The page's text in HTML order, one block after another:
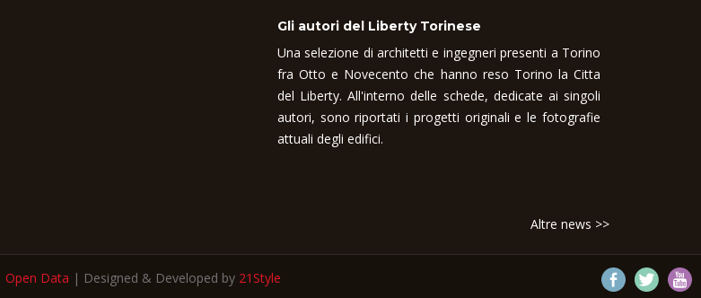
Gli autori del Liberty Torinese
Una selezione di architetti e ingegneri presenti a Torino
fra Otto e Novecento che hanno reso Torino la Citta
del Liberty. All'interno delle schede, dedicate ai singoli
autori, sono riportati i progetti originali e le fotografie
attuali degli edifici.
Altre news >>
Open Data | Designed & Developed by 21Style